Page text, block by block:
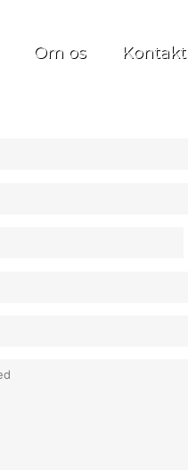
Om os Kontakt